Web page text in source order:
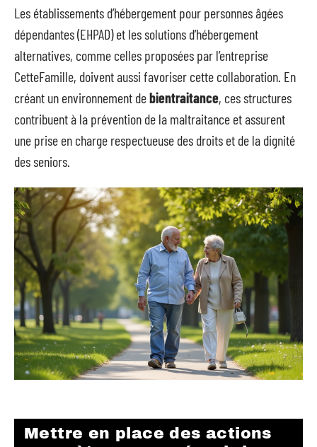
Les établissements d’hébergement pour personnes âgées
dépendantes (EHPAD) et les solutions d’hébergement
alternatives, comme celles proposées par l’entreprise
CetteFamille, doivent aussi favoriser cette collaboration. En
créant un environnement debientraitance, ces structures
contribuent à la prévention de la maltraitance et assurent
une prise en charge respectueuse des droits et de la dignité
des seniors.
Mettre en place des actions